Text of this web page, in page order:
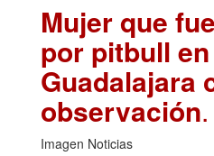
Mujer que
por pitbull en
Guadalajara
observación
Imagen Noticias